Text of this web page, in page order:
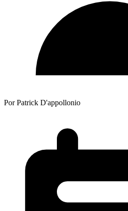
Por Patrick D'appollonio